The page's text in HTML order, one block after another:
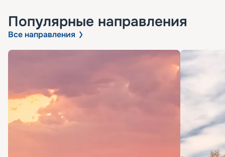
Популярные направления
Все направления